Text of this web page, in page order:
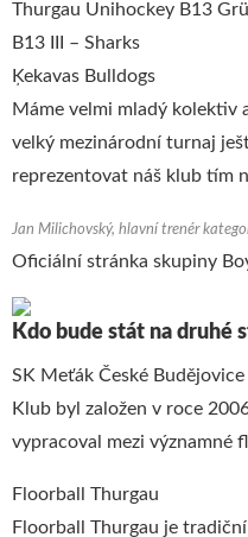
Thurgau Unihockey B13
B13 III – Sharks
Ķekavas Bulldogs
Máme velmi mladý kolektiv
velký mezinárodní turnaj
reprezentovat náš klub tím
Jan Milichovský, hlavní trenér
Oficiální stránka skupiny
Kdo bude stát na druhé
SK Meťák České Budějovice
Klub byl založen v roce
vypracoval mezi významné
Floorball Thurgau
Floorball Thurgau je